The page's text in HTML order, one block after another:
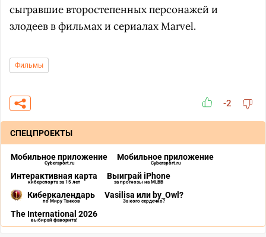
сыгравшие второстепенных персонажей и
злодеев в фильмах и сериалах Marvel.
Фильмы
-2
СПЕЦПРОЕКТЫ
Мобильное приложение
Cybersport.ru
Мобильное приложение
Cybersport.ru
Интерактивная карта
киберспорта за 15 лет
Выиграй iPhone
за прогнозы на MLBB
Киберкалендарь
по Миру Танков
Vasilisa или by_Owl?
За кого сердечко?
The International 2026
выбирай фаворита!